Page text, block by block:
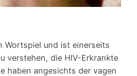
Wortspiel und ist einerseits
verstehen, die HIV-Erkrankte
haben angesichts der vagen